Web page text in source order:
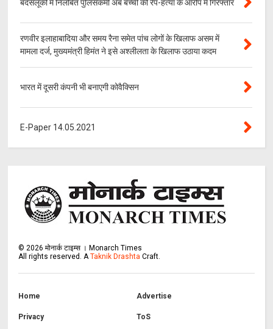
बदसलूकी में निलंबित पुलिसकर्मी अब बच्ची की रेप-हत्या के आरोप में गिरफ्तार
रणवीर इलाहाबादिया और समय रैना समेत पांच लोगों के खिलाफ असम में
मामला दर्ज, मुख्यमंत्री हिमंत ने इसे अश्लीलता के खिलाफ उठाया कदम
भारत में दूसरी कंपनी भी बनाएगी कोवैक्सिन
E-Paper 14.05.2021
©2026 मोनार्क टाइम्स । Monarch Times
All rights reserved. ATaknik Drashta Craft.
Home Advertise
Privacy ToS